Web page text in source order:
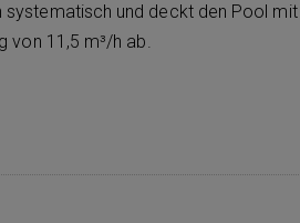
systematisch und deckt den Pool
von 11,5 m³/h ab.